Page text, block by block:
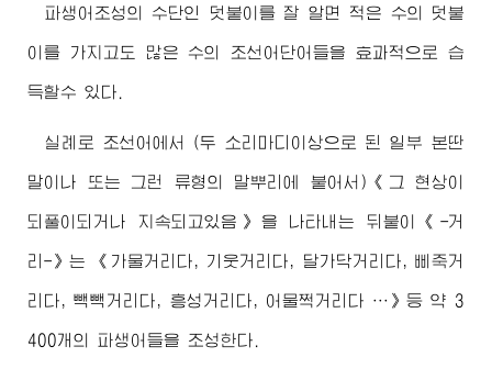
파생어조성의 수단인 덧붙이를 잘 알면 적은 수의 덧붙
이를 가지고도 많은 수의 조선어단어들을 효과적으로 습
득할수 있다.
실례로 조선어에서 (두 소리마디이상으로 된 일부 본딴
말이나 또는 그런 류형의 말뿌리에 붙어서)《그 현상이
되풀이되거나 지속되고있음》을 나타내는 뒤붙이《-거
리-》는 《가물거리다, 기웃거리다, 달가닥거리다, 삐죽거
리다, 빽빽거리다, 흥성거리다, 어물쩍거리다 …》등 약 3
400개의 파생어들을 조성한다.